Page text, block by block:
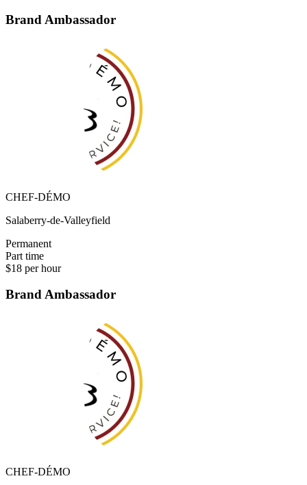
Brand Ambassador
CHEF-DÉMO
Salaberry-de-Valleyfield
Permanent
Part time
$18 per hour
Brand Ambassador
CHEF-DÉMO